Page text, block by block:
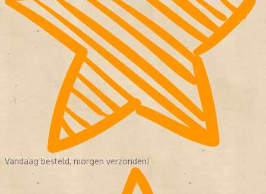
Vandaag besteld, morgen verzonden!